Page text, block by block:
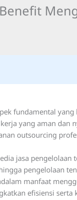
Benefit
fundamental
yang aman dan
outsourcing
jasa
pengelolaan
manfaat
efisiensi serta